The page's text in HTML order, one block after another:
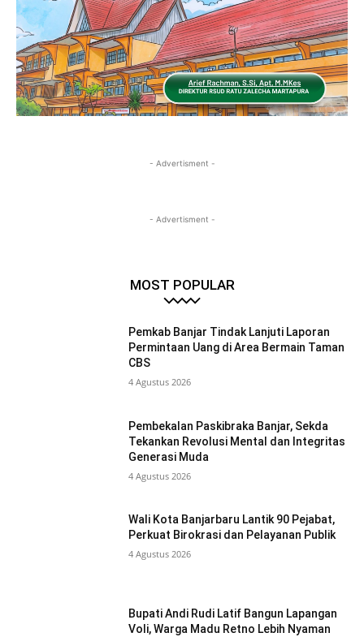
- Advertisment -
- Advertisment -
MOST POPULAR
Pemkab Banjar Tindak Lanjuti Laporan
Permintaan Uang di Area Bermain Taman
CBS
4 Agustus 2026
Pembekalan Paskibraka Banjar, Sekda
Tekankan Revolusi Mental dan Integritas
Generasi Muda
4 Agustus 2026
Wali Kota Banjarbaru Lantik 90 Pejabat,
Perkuat Birokrasi dan Pelayanan Publik
4 Agustus 2026
Bupati Andi Rudi Latif Bangun Lapangan
Voli, Warga Madu Retno Lebih Nyaman